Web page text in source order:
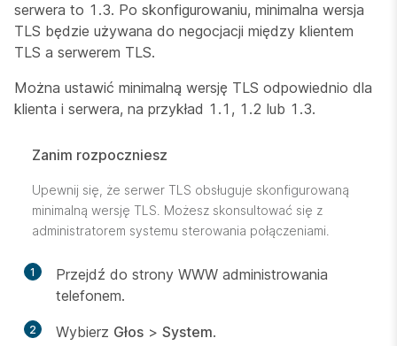
serwera to 1.3. Po skonfigurowaniu, minimalna wersja
TLS będzie używana do negocjacji między klientem
TLS a serwerem TLS.
Można ustawić minimalną wersję TLS odpowiednio dla
klienta i serwera, na przykład 1.1, 1.2 lub 1.3.
Zanim rozpoczniesz
Upewnij się, że serwer TLS obsługuje skonfigurowaną
minimalną wersję TLS. Możesz skonsultować się z
administratorem systemu sterowania połączeniami.
1
Przejdź do strony WWW administrowania
telefonem.
2 Wybierz Głos > System.